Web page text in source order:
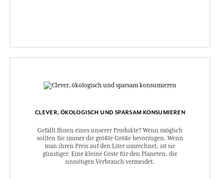
CLEVER, ÖKOLOGISCH UND SPARSAM KONSUMIEREN
Gefällt Ihnen eines unserer Produkte? Wenn möglich
sollten Sie immer die größte Größe bevorzugen. Wenn
man ihren Preis auf den Liter umrechnet, ist sie
günstiger. Eine kleine Geste für den Planeten, die
unnötigen Verbrauch vermeidet.